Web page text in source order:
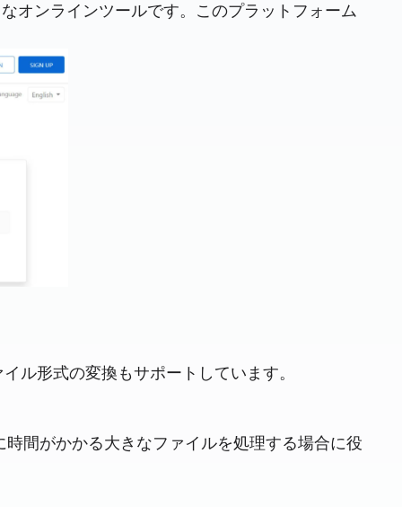
オンラインツールです。このプラットフォーム
ル形式の変換もサポートしています。
間がかかる大きなファイルを処理する場合に役